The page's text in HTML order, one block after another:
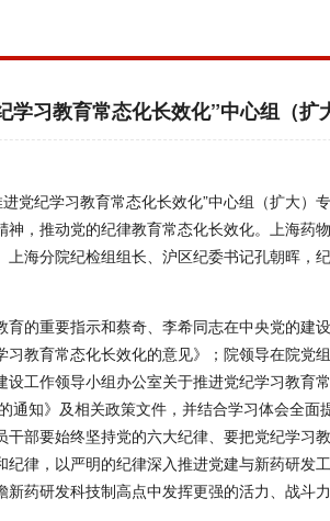
学习教育常态化长效化”中心组（扩
党纪学习教育常态化长效化”中心组（扩大）
，推动党的纪律教育常态化长效化。上海药
海分院纪检组组长、沪区纪委书记孔朝晖，
的重要指示和蔡奇、李希同志在中央党的建
教育常态化长效化的意见》；院领导在院党
工作领导小组办公室关于推进党纪学习教育
通知》及相关政策文件，并结合学习体会全面
部要始终坚持党的六大纪律、要把党纪学习
律，以严明的纪律深入推进党建与新药研发
药研发科技制高点中发挥更强的活力、战斗力